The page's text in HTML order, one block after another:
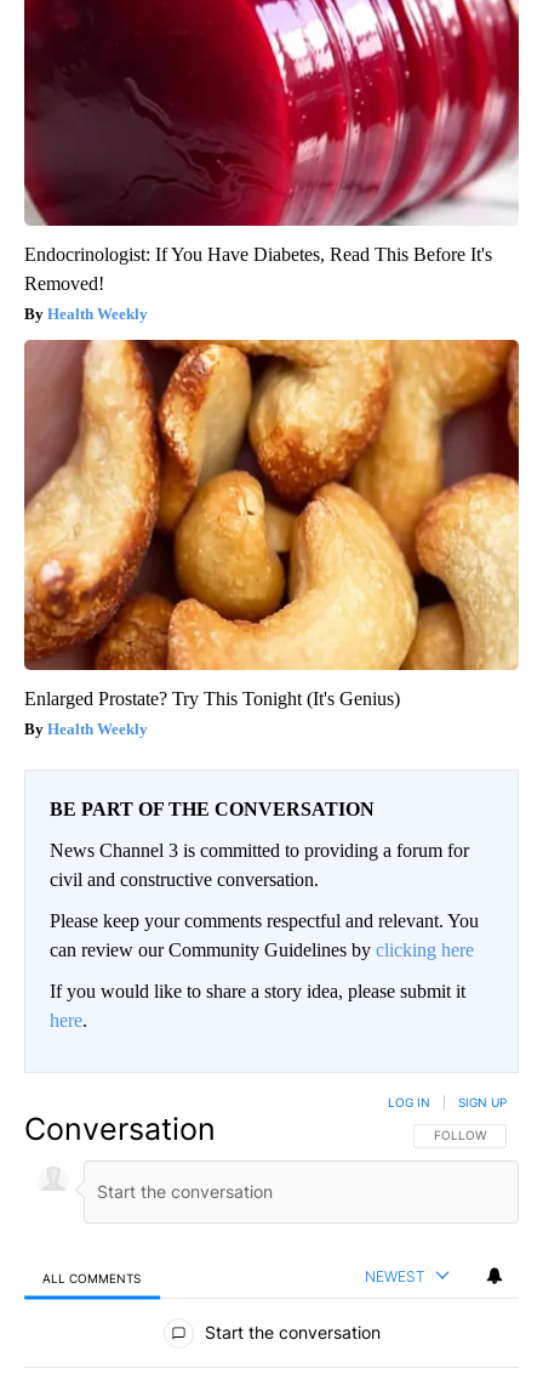
Endocrinologist: If You Have Diabetes, Read This Before It's
Removed!
Health Weekly
Enlarged Prostate? Try This Tonight (It's Genius)
Health Weekly
BE PART OF THE CONVERSATION
News Channel 3 is committed to providing a forum for
civil and constructive conversation.
Please keep your comments respectful and relevant. You
can review our Community Guidelines by clicking here
If you would like to share a story idea, please submit it
here.
Conversation FOLLOW THIS
FOLLOW
LOG IN SIGN UP
ALL COMMENTS NEWEST
All Comments
Start the conversation